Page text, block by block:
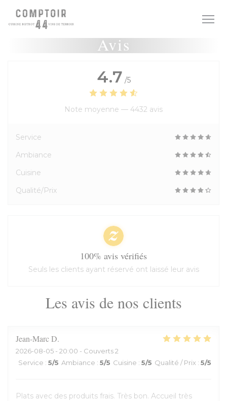
Personnalisation de vos choix en matière de cookies
Avis
Les avis de nos clients
Jean-MarcD
2026-08-05 - 20:00 - Couverts 2
Service : 5/5 Ambiance : 5/5 Cuisine : 5/5 Qualité / Prix : 5/5
Plats avec des produits frais. Très bon. Accueil très
4.7 /5
Note moyenne — 4432 avis
Service
Ambiance
Cuisine
Qualité/Prix
100% avis vérifiés
Seuls les clients ayant réservé ont laissé leur avis